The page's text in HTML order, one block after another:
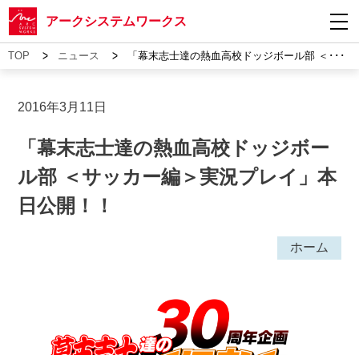
アークシステムワークス
TOP > ニュース > 「幕末志士達の熱血高校ドッジボール部 ＜･･･
2016年3月11日
「幕末志士達の熱血高校ドッジボー
ル部 ＜サッカー編＞実況プレイ」本
日公開！！
ホーム